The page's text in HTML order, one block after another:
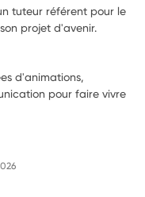
tuteur référent pour le
projet d'avenir.
d'animations,
pour faire vivre